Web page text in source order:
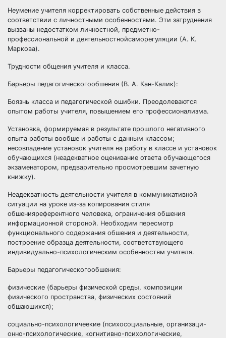
Неумение учителя корректировать собственные действия в
соответствии с личностными особенностями. Эти затруднения
вызваны недостатком личностной, предметно-
профессиональной и деятельностнойсаморегуляции (А. К.
Маркова).
Трудности общения учителя и класса.
Барьеры педагогическогообшения (В. А. Кан-Калик):
Боязнь класса и педагогической ошибки. Преодолеваются
опытом работы учителя, повышением его профессионализма.
Установка, формируемая в результате прошлого негативного
опыта работы вообше и работы с данным классом;
несовпадение установок учителя на работу в классе и установок
обучающихся (неадекватное оценивание ответа обучающегося
экзаменатором, предварительно просмотревшим зачетную
книжку).
Неадекватность деятельности учителя в коммуникативной
ситуации на уроке из-за копирования стиля
обшенияреферентного человека, ограничения обшения
информационной стороной. Необходим пересмотр
функционального содержания обшения и деятельности,
построение образца деятельности, соответствующего
индивидуально-психологическим особенностям учителя.
Барьеры педагогическогообшения:
физические (барьеры физической среды, композиции
физического пространства, физических состояний
обшаюшихся);
социально-психологичеекие (психосоциальные, организаци-
онно-психологические, когнитивно-психологические,